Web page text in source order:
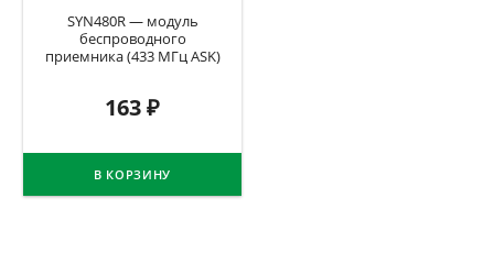
SYN480R — модуль
беспроводного
приемника (433 МГц ASK)
163₽
В КОРЗИНУ